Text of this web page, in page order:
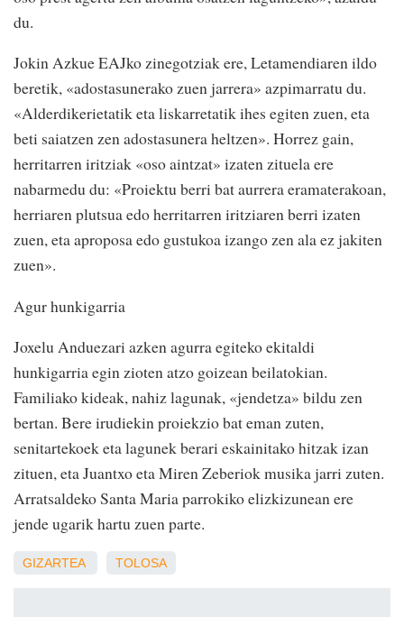
du.
Jokin Azkue EAJko zinegotziak ere, Letamendiaren ildo
beretik, «adostasunerako zuen jarrera» azpimarratu du.
«Alderdikerietatik eta liskarretatik ihes egiten zuen, eta
beti saiatzen zen adostasunera heltzen». Horrez gain,
herritarren iritziak «oso aintzat» izaten zituela ere
nabarmedu du: «Proiektu berri bat aurrera eramaterakoan,
herriaren plutsua edo herritarren iritziaren berri izaten
zuen, eta aproposa edo gustukoa izango zen ala ez jakiten
zuen».
Agur hunkigarria
Joxelu Anduezari azken agurra egiteko ekitaldi
hunkigarria egin zioten atzo goizean beilatokian.
Familiako kideak, nahiz lagunak, «jendetza» bildu zen
bertan. Bere irudiekin proiekzio bat eman zuten,
senitartekoek eta lagunek berari eskainitako hitzak izan
zituen, eta Juantxo eta Miren Zeberiok musika jarri zuten.
Arratsaldeko Santa Maria parrokiko elizkizunean ere
jende ugarik hartu zuen parte.
GIZARTEA TOLOSA